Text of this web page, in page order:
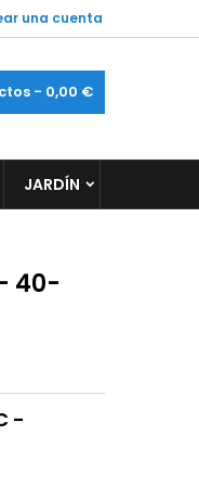
una cuenta
- 0,00 €
JARDÍN
40-
-